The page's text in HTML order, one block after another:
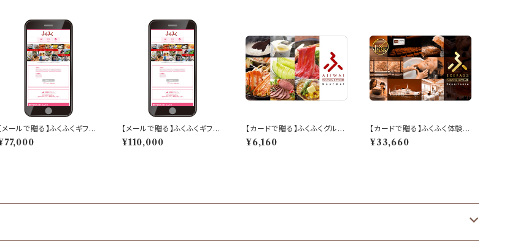
【メールで贈る】ふくふくギフト
70,000ポイント分」
【メールで贈る】ふくふくギフト
「100,000ポイント分」
¥110,000
【カードで贈る】ふくふくグルメ
「AJIWAI」ギフト「5,000ポイ
ント分」
¥6,160
【カードで贈る】ふくふく体験
「EXEPASS」ギフト「30,000
ポイント分」
¥33,660